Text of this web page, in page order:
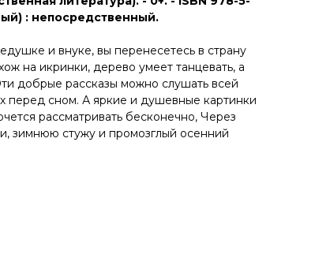
: непосредственный.
и внуке, вы перенесетесь в страну
на икринки, дерево умеет танцевать, а
добрые рассказы можно слушать всей
перед сном. А яркие и душевные картинки
рассматривать бесконечно, Через
зимнюю стужу и промозглый осенний